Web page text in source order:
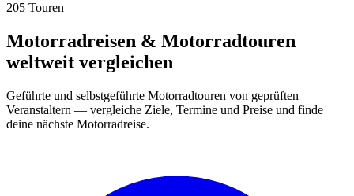
205 Touren
Motorradreisen & Motorradtouren
weltweit vergleichen
Geführte und selbstgeführte Motorradtouren von geprüften
Veranstaltern — vergleiche Ziele, Termine und Preise und finde
deine nächste Motorradreise.